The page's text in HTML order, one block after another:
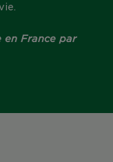
en France par